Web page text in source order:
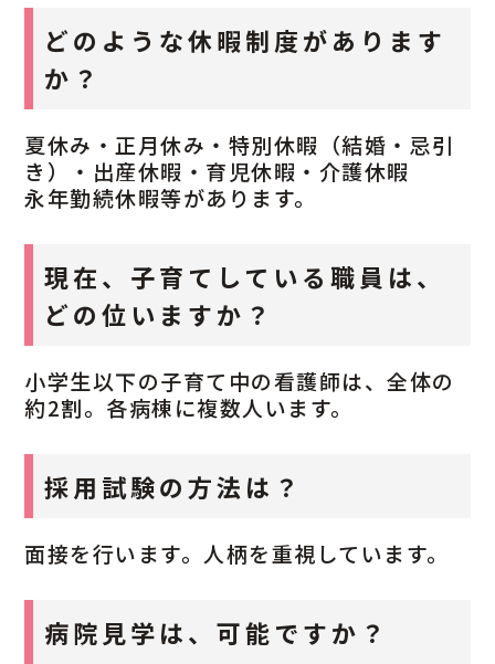
どのような休暇制度があります
か？
夏休み・正月休み・特別休暇（結婚・忌引
き）・出産休暇・育児休暇・介護休暇
永年勤続休暇等があります。
現在、子育てしている職員は、
どの位いますか？
小学生以下の子育て中の看護師は、全体の
約2割。各病棟に複数人います。
採用試験の方法は？
面接を行います。人柄を重視しています。
病院見学は、可能ですか？